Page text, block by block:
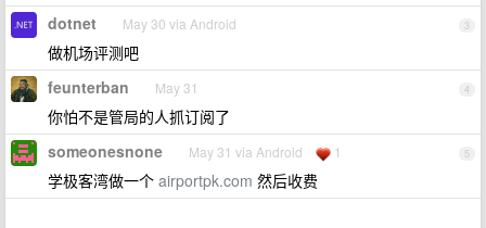
3
dotnet May 30 via Android
做机场评测吧
4
feunterban May 31
你怕不是管局的人抓订阅了
5
someonesnone May 31 via Android 1
学极客湾做一个 airportpk.com 然后收费